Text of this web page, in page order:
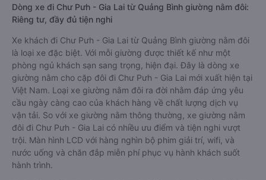
Dòng xe đi Chư Pưh - Gia Lai từ Quảng Bình giường nằm đôi:
Riêng tư, đầy đủ tiện nghi
Xe khách đi Chư Pưh - Gia Lai từ Quảng Bình giường nằm đôi
là loại xe đặc biệt. Với mỗi giường được thiết kế như một
phòng ngủ khách sạn sang trọng, hiện đại. Đây là dòng xe
giường nằm cho cặp đôi đi Chư Pưh - Gia Lai mới xuất hiện tại
Việt Nam. Loại xe giường nằm đôi ra đời nhằm đáp ứng yêu
cầu ngày càng cao của khách hàng về chất lượng dịch vụ
vận tải. So với xe giường nằm thông thường, xe giường nằm
đôi đi Chư Pưh - Gia Lai có nhiều ưu điểm và tiện nghi vượt
trội. Màn hình LCD với hàng nghìn bộ phim giải trí, wifi, và
nước uống và chăn đắp miễn phí phục vụ hành khách suốt
hành trình.